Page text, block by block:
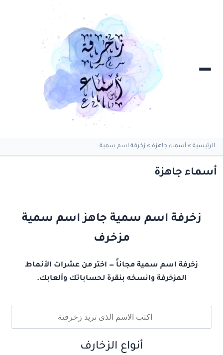
الرئيسية » أسماء جاهزة » زخرفة اسم سمية
أسماء جاهزة
زخرفة اسم سمية جاهز اسم سمية
مزخرف
زخرفة اسم سمية مجاناً — اختر من عشرات الأنماط
المزخرفة وانسخه بنقرة لحساباتك وألعابك.
أنواع الزخارف